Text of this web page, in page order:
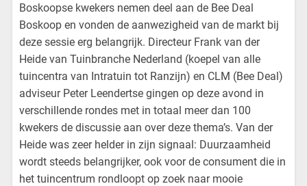
Boskoopse kwekers nemen deel aan de Bee Deal
Boskoop en vonden de aanwezigheid van de markt bij
deze sessie erg belangrijk. Directeur Frank van der
Heide van Tuinbranche Nederland (koepel van alle
tuincentra van Intratuin tot Ranzijn) en CLM (Bee Deal)
adviseur Peter Leendertse gingen op deze avond in
verschillende rondes met in totaal meer dan 100
kwekers de discussie aan over deze thema’s. Van der
Heide was zeer helder in zijn signaal: Duurzaamheid
wordt steeds belangrijker, ook voor de consument die in
het tuincentrum rondloopt op zoek naar mooie